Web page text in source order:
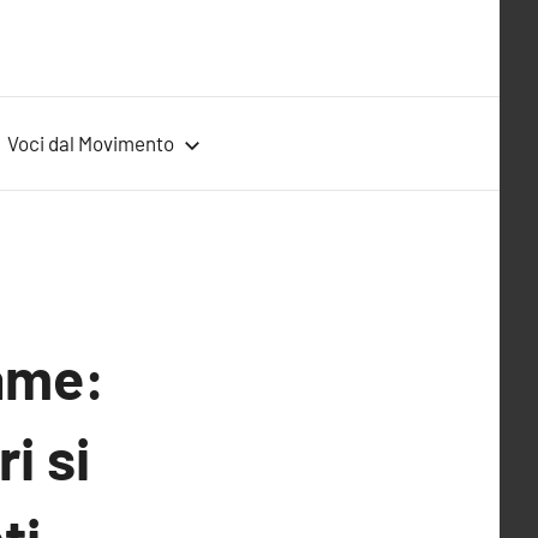
Voci dal Movimento
si